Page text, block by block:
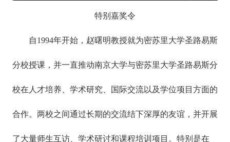
特别嘉奖令
自1994年开始，赵曙明教授就为密苏里大学圣路易斯
分校授课，并一直推动南京大学与密苏里大学圣路易斯分
校在人才培养、学术研究、国际交流以及学位项目方面的
合作。两校之间通过长期的交流结下深厚的友谊，并开展
了大量师生互访、学术研讨和课程培训项目。特别是在